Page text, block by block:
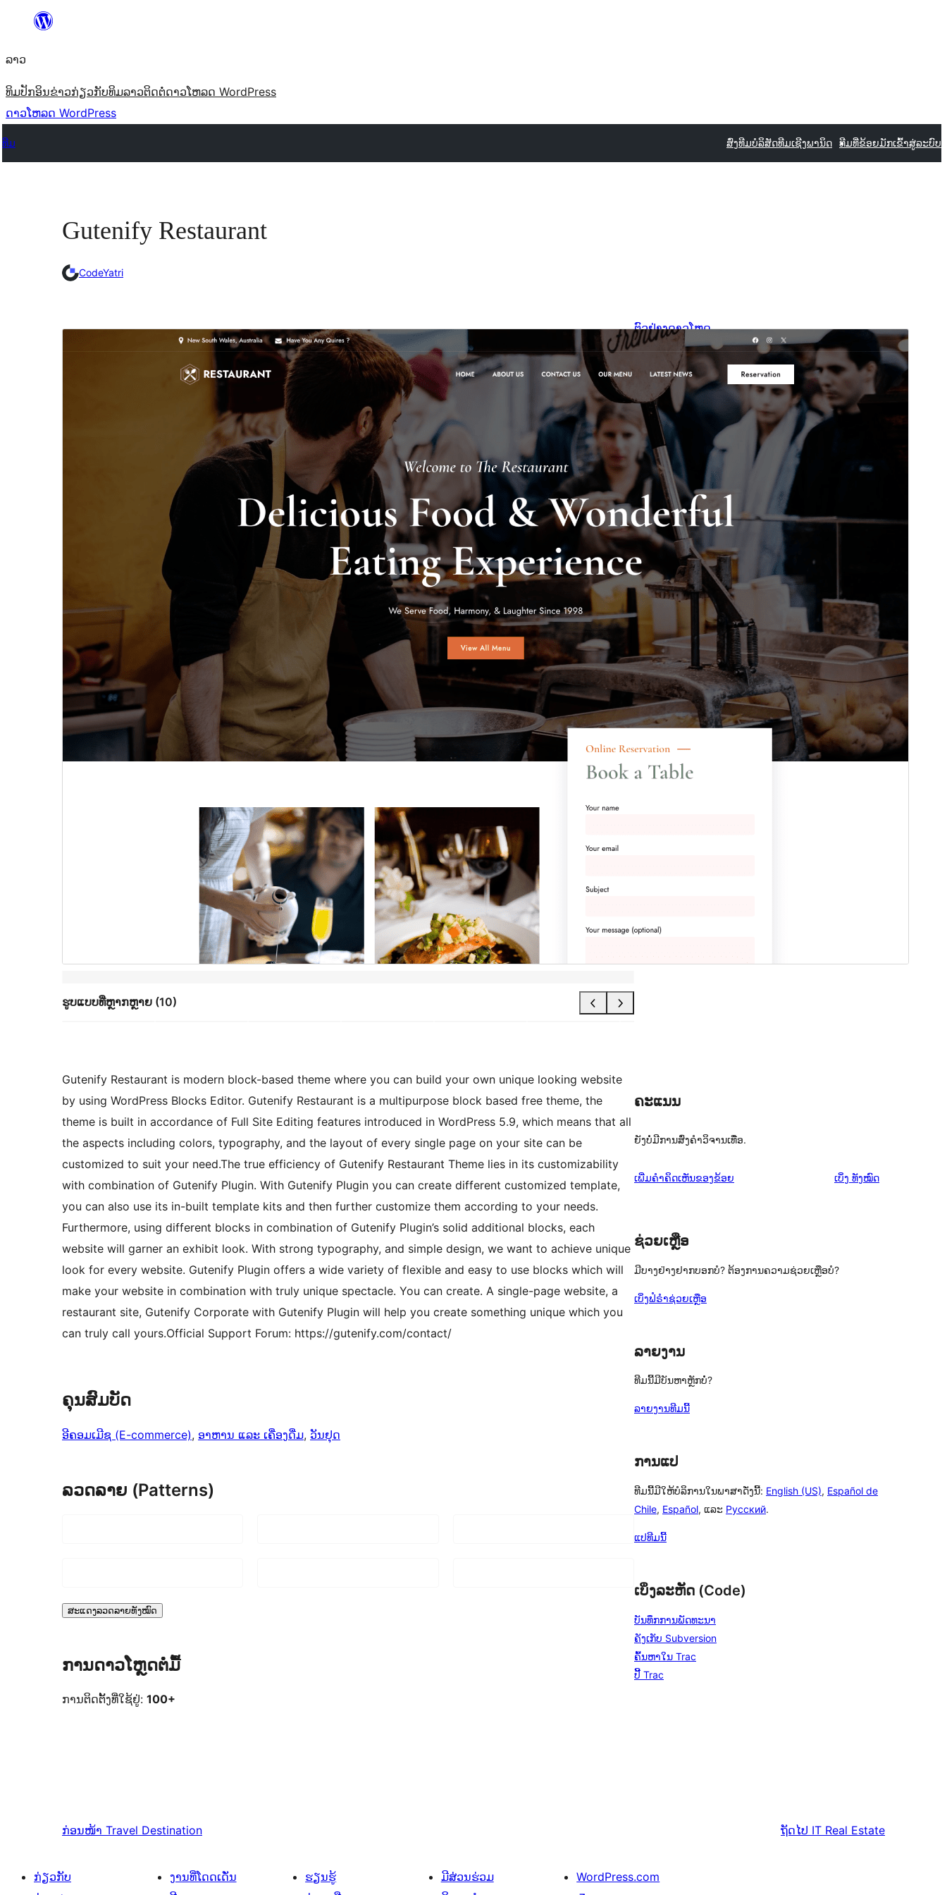
ທີ່
ເນື້ອຫາ
ລາວ
ທິມປັກອິນຂ່າວກ່ຽວກັບທິມລາວຕິດຕໍ່ດາວໂຫລດ WordPress
ດາວໂຫລດ WordPress
ທີມ ສົ່ງທີມບໍລິສັດທີມເຊີງພານິດ ທີມທີ່ຂ້ອຍມັກເຂົ້າສູ່ລະບົບ
Gutenify Restaurant
CodeYatri
ຮູບແບບທີ່ຫຼາກຫຼາຍ (10)
ຕົວຢ່າງດາວໂຫຼດ
ນີ້ແມ່ນທີມລູກ (child theme) ຂອງGutenify
Starter.
ເວີຊັນ
ອັບເດດຫຼ້າສຸດ
24 ພຶດສະພາ 2026
ການຕິດຕັ້ງທີ່ໃຊ້ຢູ່
100+
ລຸ້ນ WordPress
ລຸ້ນ PHP
ໜ້າຫຼັກຂອງທີມ
Gutenify Restaurant is modern block-based theme where you can build your own unique looking website
by using WordPress Blocks Editor. Gutenify Restaurant is a multipurpose block based free theme, the
theme is built in accordance of Full Site Editing features introduced in WordPress 5.9, which means that all
the aspects including colors, typography, and the layout of every single page on your site can be
customized to suit your need.The true efficiency of Gutenify Restaurant Theme lies in its customizability
with combination of Gutenify Plugin. With Gutenify Plugin you can create different customized template,
you can also use its in-built template kits and then further customize them according to your needs.
Furthermore, using different blocks in combination of Gutenify Plugin’s solid additional blocks, each
website will garner an exhibit look. With strong typography, and simple design, we want to achieve unique
look for every website. Gutenify Plugin offers a wide variety of flexible and easy to use blocks which will
make your website in combination with truly unique spectacle. You can create. A single-page website, a
restaurant site, Gutenify Corporate with Gutenify Plugin will help you create something unique which you
can truly call yours.Official Support Forum: https://gutenify.com/contact/
ຄຸນສົມບັດ
ອີຄອມເມີຊ (E-commerce), ອາຫານ ແລະ ເຄື່ອງດື່ມ, ວັນຢຸດ
ລວດລາຍ (Patterns)
ສະແດງລວດລາຍທັງໝົດ
ການດາວໂຫຼດຕໍ່ມື້
ການຕິດຕັ້ງທີ່ໃຊ້ຢູ່: 100+
ຄະແນນ
ຍັງບໍ່ມີການສົ່ງຄຳວິຈານເທື່ອ.
ເພີ່ມຄຳຄິດເຫັນຂອງຂ້ອຍ ເບິ່ງ ຄຳ
ທັງໝົດ
ຊ່ວຍເຫຼືອ
ມີບາງຢ່າງຢາກບອກບໍ? ຕ້ອງການຄວາມຊ່ວຍເຫຼືອບໍ?
ເບິ່ງຟໍຣຳຊ່ວຍເຫຼືອ
ລາຍງານ
ທີມນີ້ມີບັນຫາຫຼັກບໍ່?
ລາຍງານທີມນີ້
ການແປ
ທີມນີ້ມີໃຫ້ບໍລິການໃນພາສາດັ່ງນີ້: English (US), Español de
Chile, Español, ແລະ Русский.
ແປທີມນີ້
ເບິ່ງລະຫັດ (Code)
ບັນທຶກການພັດທະນາ
ຄັງເກັບ Subversion
ຄົ້ນຫາໃນ Trac
ປີ້ Trac
ກ່ອນໜ້າ Travel Destination ຖັດໄປ IT Real Estate
ກ່ຽວກັບ
ງານທີ່ໂດດເດັ່ນ
ຮຽນຮູ້
ມີສ່ວນຮ່ວມ
WordPress.com